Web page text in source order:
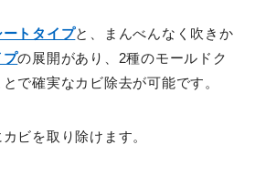
ートタイプと、まんべんなく吹きか
プの展開があり、2種のモールドク
で確実なカビ除去が可能です。
ビを取り除けます。